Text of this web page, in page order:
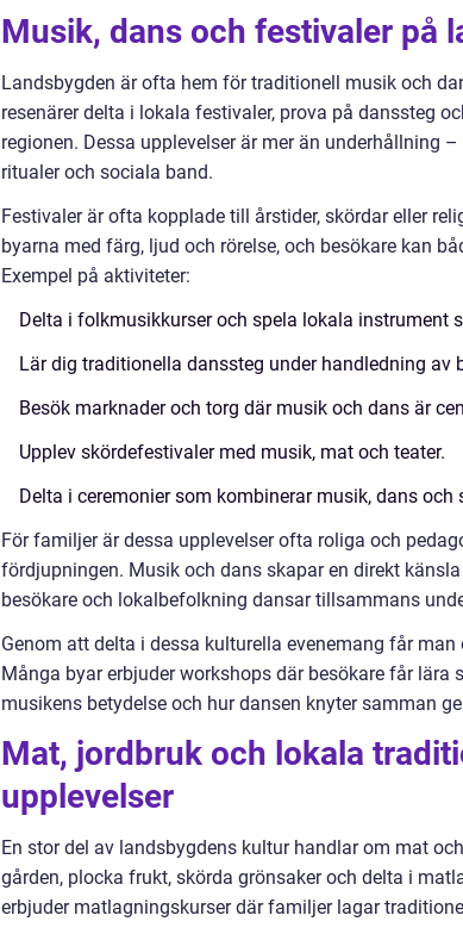
Musik, dans och festivaler på
Landsbygden är ofta hem för traditionell musik och
resenärer delta i lokala festivaler, prova på danssteg
regionen. Dessa upplevelser är mer än underhållning
ritualer och sociala band.
Festivaler är ofta kopplade till årstider, skördar eller
byarna med färg, ljud och rörelse, och besökare kan
Exempel på aktiviteter:
Delta i folkmusikkurser och spela lokala instrument
Lär dig traditionella danssteg under handledning av
Besök marknader och torg där musik och dans är
Upplev skördefestivaler med musik, mat och teater.
Delta i ceremonier som kombinerar musik, dans och
För familjer är dessa upplevelser ofta roliga och
fördjupningen. Musik och dans skapar en direkt
besökare och lokalbefolkning dansar tillsammans
Genom att delta i dessa kulturella evenemang får
Många byar erbjuder workshops där besökare får
musikens betydelse och hur dansen knyter samman
Mat, jordbruk och lokala
upplevelser
En stor del av landsbygdens kultur handlar om mat
gården, plocka frukt, skörda grönsaker och delta i
erbjuder matlagningskurser där familjer lagar